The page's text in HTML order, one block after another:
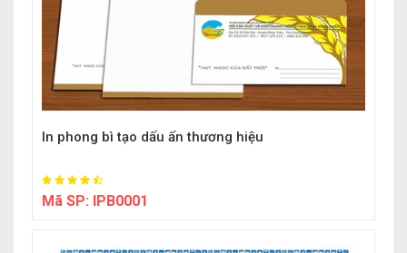
In phong bì tạo dấu ấn thương hiệu
Mã SP: IPB0001